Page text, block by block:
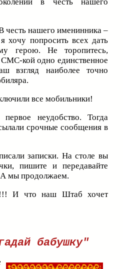
честь нашего именинника –
хочу попросить всех дать
герою. Не торопитесь,
кой одно единственное
взгляд наиболее точно
все мобильники!
неудобство. Тогда
срочные сообщения в
записки. На столе вы
пишите и передавайте
мы продолжаем.
И что наш Штаб хочет
бабушку"